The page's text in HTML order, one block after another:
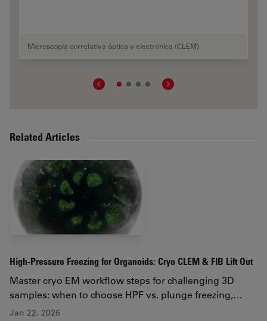
Microscopía correlativa óptica y electrónica (CLEM)
Related Articles
High-Pressure Freezing for Organoids: Cryo CLEM & FIB Lift Out
Master cryo EM workflow steps for challenging 3D
samples: when to choose HPF vs. plunge freezing,…
Jan 22, 2026